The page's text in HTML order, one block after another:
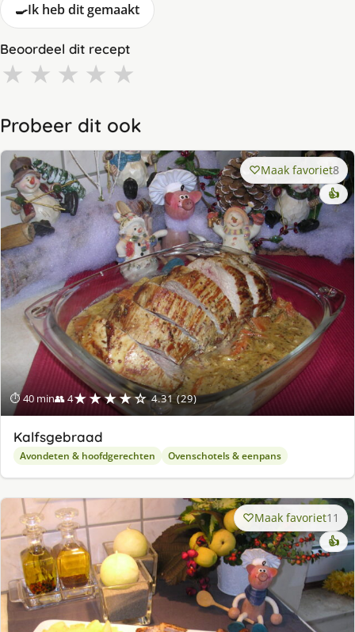
🍳Ik heb dit gemaakt
Beoordeel dit recept
★ ★ ★ ★ ★
Probeer dit ook
⏱ 40 min👥 4★★★★☆ 4.31 (29)
Maak favoriet8
👍
Kalfsgebraad
Avondeten & hoofdgerechten Ovenschotels & eenpans
Maak favoriet11
👍